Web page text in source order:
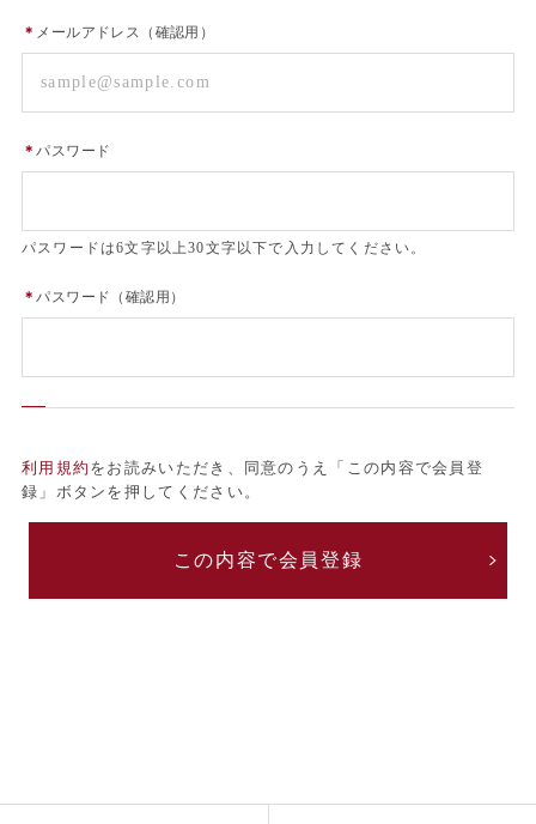
＊ メールアドレス（確認用）
＊パスワード
パスワードは6文字以上30文字以下で入力してください。
＊ パスワード（確認用）
利用規約 をお読みいただき、同意のうえ「この内容で会員登
録」ボタンを押してください。